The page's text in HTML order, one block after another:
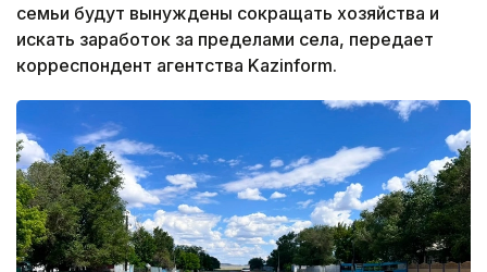
семьи будут вынуждены сокращать хозяйства и
искать заработок за пределами села, передает
корреспондент агентства Kazinform.